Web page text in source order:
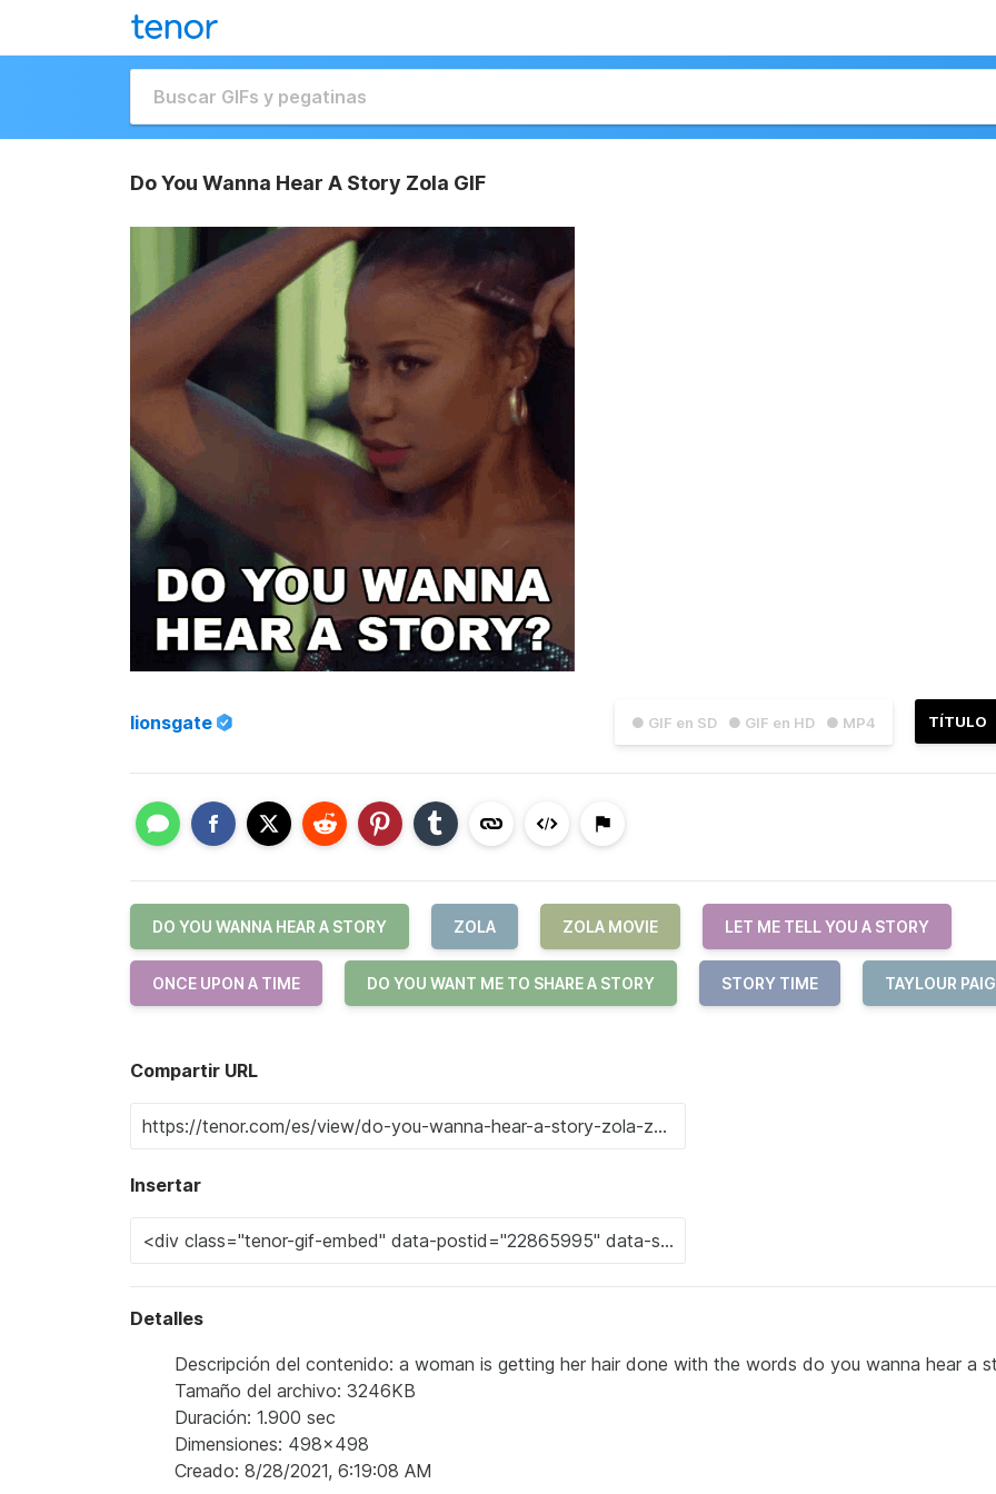
Do You Wanna Hear A Story Zola GIF
● GIF en SD ● GIF en HD ● MP4 TÍTULO
lionsgate
DO YOU WANNA HEAR A STORY ZOLA ZOLA MOVIE LET ME TELL YOU A STORY
ONCE UPON A TIME DO YOU WANT ME TO SHARE A STORY STORY TIME TAYLOUR
Compartir URL
Insertar
Detalles
Descripción del contenido: a woman is getting her hair done with the words do you wanna hear a
Tamaño del archivo: 3246KB
Duración: 1.900 sec
Dimensiones: 498x498
Creado: 8/28/2021, 6:19:08 AM